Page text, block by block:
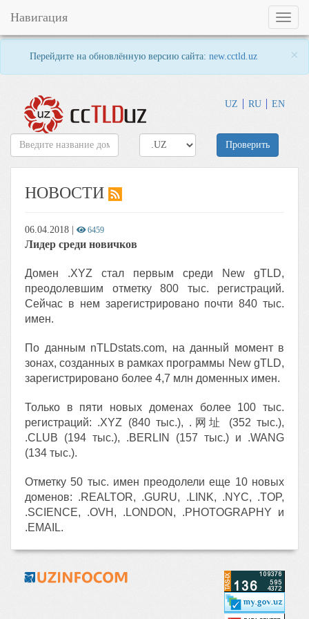
Перейдите на обновлённую версию сайта: new.cctld.uz ×
UZ RU EN
Toggle
Навигация
Проверить
НОВОСТИ
06.04.2018 6459
Лидер среди новичков
Домен .XYZ стал первым среди New gTLD,
преодолевшим отметку 800 тыс. регистраций.
Сейчас в нем зарегистрировано почти 840 тыс.
имен.
По данным nTLDstats.com, на данный момент в
зонах, созданных в рамках программы New gTLD,
зарегистрировано более 4,7 млн доменных имен.
Только в пяти новых доменах более 100 тыс.
регистраций: .XYZ (840 тыс.), .网址 (352 тыс.),
.CLUB (194 тыс.), .BERLIN (157 тыс.) и .WANG
(134 тыс.).
Отметку 50 тыс. имен преодолели еще 10 новых
доменов: .REALTOR, .GURU, .LINK, .NYC, .TOP,
.SCIENCE, .OVH, .LONDON, .PHOTOGRAPHY и
.EMAIL.